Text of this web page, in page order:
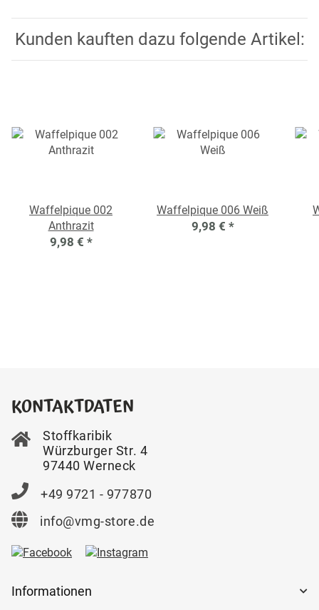
Kunden kauften dazu folgende Artikel:
Waffelpique 002
Anthrazit
9,98 € *
Waffelpique 006 Weiß
9,98 € *
KONTAKTDATEN
Stoffkaribik
Würzburger Str. 4
97440 Werneck
+49 9721 - 977870
info@vmg-store.de
Informationen